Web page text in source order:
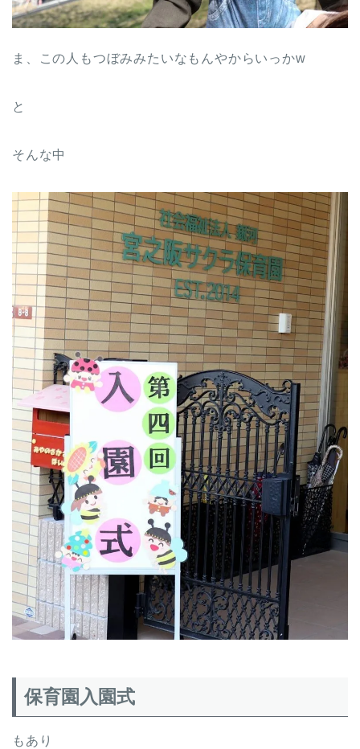
ま、この人もつぼみみたいなもんやからいっかw
と
そんな中
保育園入園式
もあり